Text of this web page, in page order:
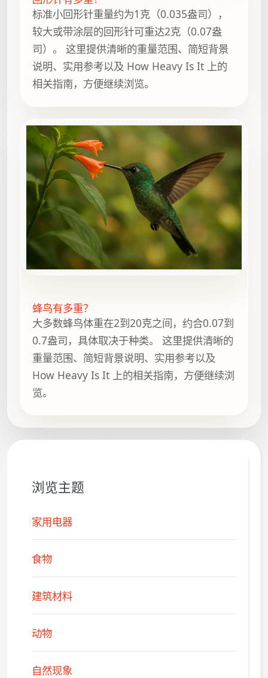
标准小回形针重量约为1克（0.035盎司），
较大或带涂层的回形针可重达2克（0.07盎
司）。 这里提供清晰的重量范围、简短背景
说明、实用参考以及 How Heavy Is It 上的
相关指南，方便继续浏览。
蜂鸟有多重？
大多数蜂鸟体重在2到20克之间，约合0.07到
0.7盎司，具体取决于种类。 这里提供清晰的
重量范围、简短背景说明、实用参考以及
How Heavy Is It 上的相关指南，方便继续浏
览。
浏览主题
家用电器
食物
建筑材料
动物
自然现象